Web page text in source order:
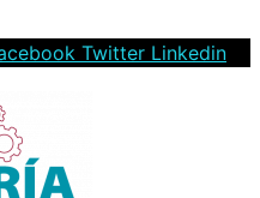
Twitter Linkedin